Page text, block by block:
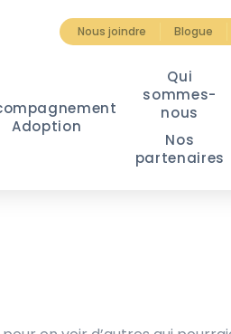
Nous joindre Blogue
Adoption
Qui
sommes-
nous
Nos
partenaires